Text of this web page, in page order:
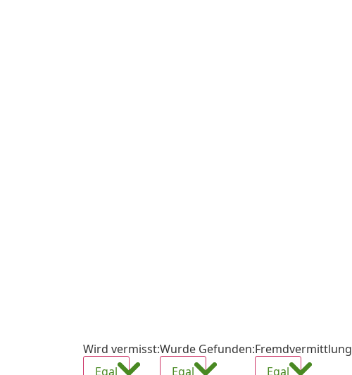
Wird vermisst:
Egal
Wurde Gefunden:
Egal
Fremdvermittlung
Egal